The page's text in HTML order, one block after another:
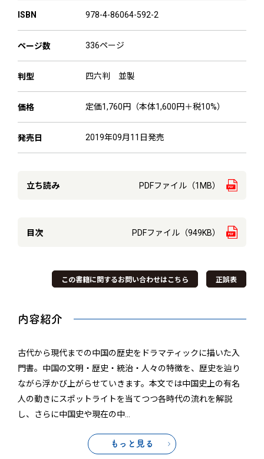
ISBN 978-4-86064-592-2
ページ数 336ページ
判型 四六判 並製
価格 定価1,760円（本体1,600円＋税10%）
発売日 2019年09月11日発売
立ち読み PDFファイル（1MB）
目次 PDFファイル（949KB）
この書籍に関するお問い合わせはこちら 正誤表
内容紹介
古代から現代までの中国の歴史をドラマティックに描いた入
門書。中国の文明・歴史・統治・人々の特徴を、歴史を辿り
ながら浮かび上がらせていきます。本文では中国史上の有名
人の動きにスポットライトを当てつつ各時代の流れを解説
し、さらに中国史や現在の中
もっと見る